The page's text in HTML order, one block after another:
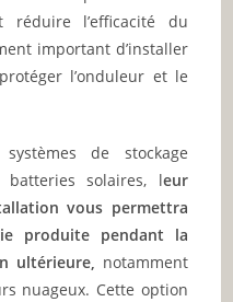
l’efficacité du
important d’installer
l’onduleur et le
de stockage
batteries solaires, leur
vous permettra
produite pendant la
ultérieure, notamment
nuageux. Cette option